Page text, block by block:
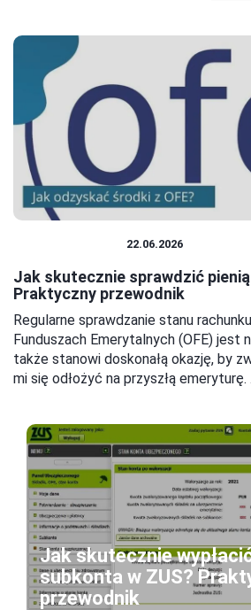
22.06.2026
Jak skutecznie sprawdzić
Praktyczny przewodnik
Regularne sprawdzanie stanu
Funduszach Emerytalnych (OFE) jest
także stanowi doskonałą okazję, by
mi się odłożyć na przyszłą emeryturę.
Jak skutecznie
subkonta w ZUS?
przewodnik